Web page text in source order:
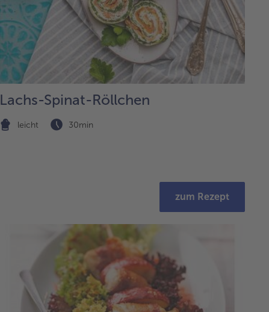
Lachs-Spinat-Röllchen
leicht 30min
zum Rezept